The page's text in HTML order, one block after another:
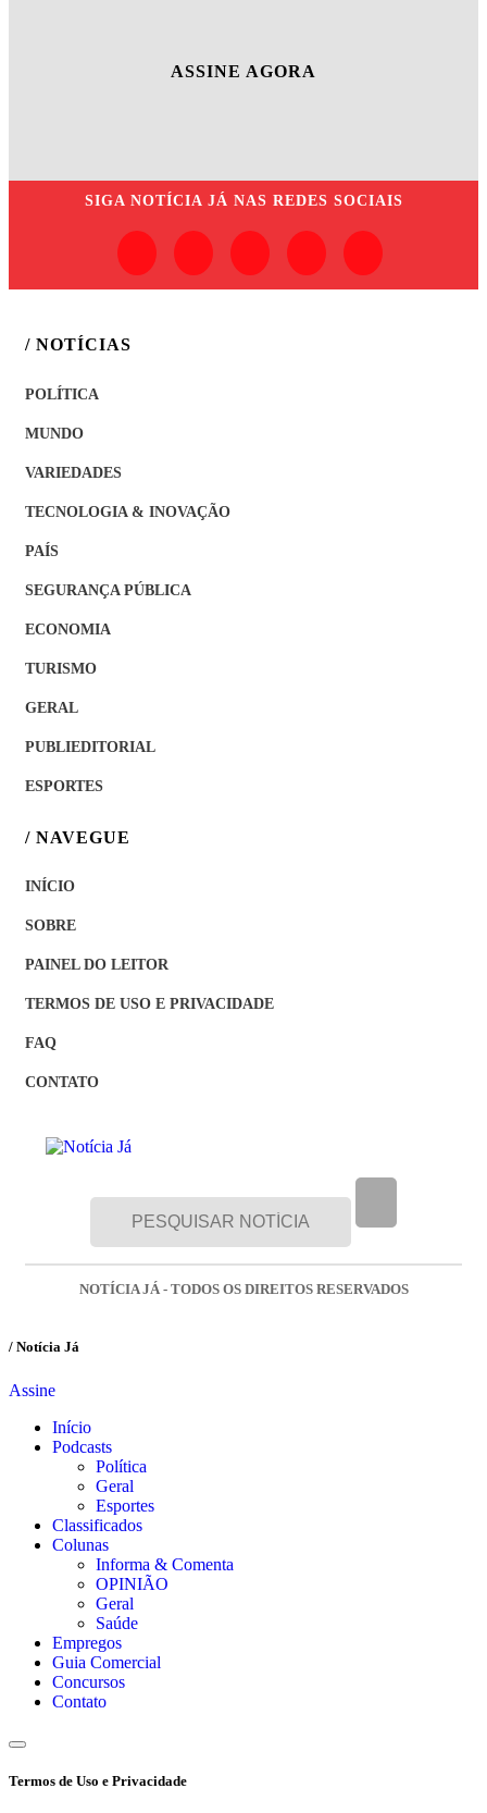
ASSINE AGORA
SIGA NOTÍCIA JÁ NAS REDES SOCIAIS
/ NOTÍCIAS
POLÍTICA
MUNDO
VARIEDADES
TECNOLOGIA & INOVAÇÃO
PAÍS
SEGURANÇA PÚBLICA
ECONOMIA
TURISMO
GERAL
PUBLIEDITORIAL
ESPORTES
/ NAVEGUE
INÍCIO
SOBRE
PAINEL DO LEITOR
TERMOS DE USO E PRIVACIDADE
FAQ
CONTATO
NOTÍCIA JÁ - TODOS OS DIREITOS RESERVADOS
/ Notícia Já
Assine
Início
Podcasts
Política
Geral
Esportes
Classificados
Colunas
Informa & Comenta
OPINIÃO
Geral
Saúde
Empregos
Guia Comercial
Concursos
Contato
Termos de Uso e Privacidade